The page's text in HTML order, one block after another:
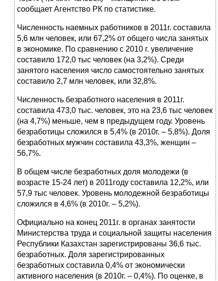
сообщает Агентство РК по статистике.
Численность наемных работников в 2011г. составила
5,6 млн человек, или 67,2% от общего числа занятых
в экономике. По сравнению с 2010 г. увеличение
составило 172,0 тыс человек (на 3,2%). Среди
занятого населения число самостоятельно занятых
составило 2,7 млн человек, или 32,8%.
Численность безработного населения в 2011г.
составила 473,0 тыс. человек, это на 23,6 тыс человек
(на 4,7%) меньше, чем в предыдущем году. Уровень
безработицы сложился в 5,4% (в 2010г. – 5,8%). Доля
безработных мужчин составила 43,3%, женщин –
56,7%.
В общем числе безработных доля молодежи (в
возрасте 15-24 лет) в 2011году составила 12,2%, или
57,9 тыс человек. Уровень молодежной безработицы
сложился в 4,6% (в 2010г. – 5,2%).
Официально на конец 2011г. в органах занятости
Министерства труда и социальной защиты населения
Республики Казахстан зарегистрированы 36,6 тыс.
безработных. Доля зарегистрированных
безработных составила 0,4% от экономически
активного населения (в 2010г. – 0,4%). По оценке, в